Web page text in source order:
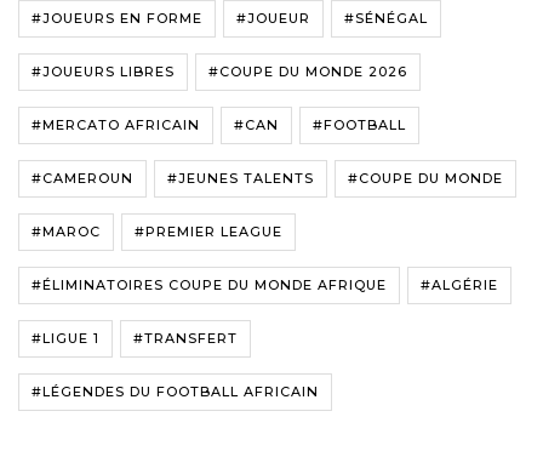
#JOUEURS EN FORME #JOUEUR #SÉNÉGAL
#JOUEURS LIBRES #COUPE DU MONDE 2026
#MERCATO AFRICAIN #CAN #FOOTBALL
#CAMEROUN #JEUNES TALENTS #COUPE DU MONDE
#MAROC #PREMIER LEAGUE
#ÉLIMINATOIRES COUPE DU MONDE AFRIQUE #ALGÉRIE
#LIGUE 1 #TRANSFERT
#LÉGENDES DU FOOTBALL AFRICAIN